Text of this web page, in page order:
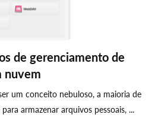
de gerenciamento de
nuvem
um conceito nebuloso, a maioria de
armazenar arquivos pessoais, ...